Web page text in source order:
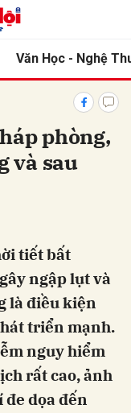
Văn Học - Nghệ
phòng,
và sau
tiết bất
ngập lụt và
là điều kiện
triển mạnh.
nguy hiểm
rất cao, ảnh
đe dọa đến